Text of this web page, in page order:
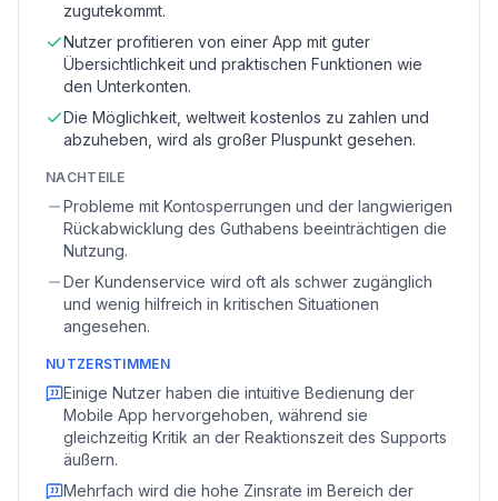
zugutekommt.
Nutzer profitieren von einer App mit guter
Übersichtlichkeit und praktischen Funktionen wie
den Unterkonten.
Die Möglichkeit, weltweit kostenlos zu zahlen und
abzuheben, wird als großer Pluspunkt gesehen.
NACHTEILE
Probleme mit Kontosperrungen und der langwierigen
Rückabwicklung des Guthabens beeinträchtigen die
Nutzung.
Der Kundenservice wird oft als schwer zugänglich
und wenig hilfreich in kritischen Situationen
angesehen.
NUTZERSTIMMEN
Einige Nutzer haben die intuitive Bedienung der
Mobile App hervorgehoben, während sie
gleichzeitig Kritik an der Reaktionszeit des Supports
äußern.
Mehrfach wird die hohe Zinsrate im Bereich der